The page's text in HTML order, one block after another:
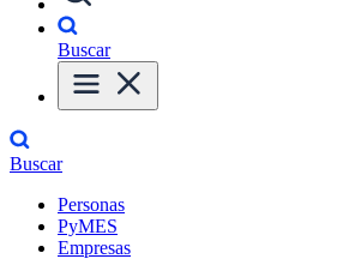
Buscar
Buscar
Personas
PyMES
Empresas